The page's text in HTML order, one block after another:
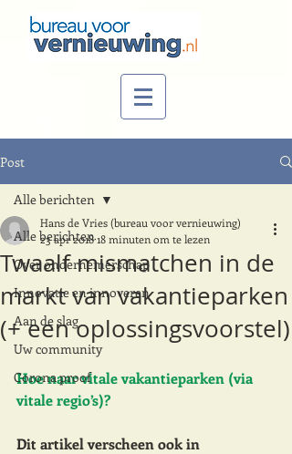
Post
Alle berichten
Over ondernemerschap
Innovatie en innoveren
Aan de slag
Uw community
Corona proof
Alle berichten
Twaalf mismatchen in de
markt van vakantieparken
(+ een oplossingsvoorstel)
Hans de Vries (bureau voor vernieuwing)
23 apr 201818 minuten om te lezen
Hoe naar vitale vakantieparken (via
vitale regio’s)?
Dit artikel verscheen ook in